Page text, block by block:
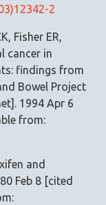
2
Fisher ER,
cancer in
findings from
Bowel Project
1994 Apr 6
from:
and
Feb 8 [cited